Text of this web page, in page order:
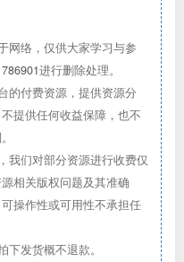
网络，仅供大家学习与参
进行删除处理。
的付费资源，提供资源分
提供任何收益保障，也不
我们对部分资源进行收费仅
相关版权问题及其准确
操作性或可用性不承担任
发货概不退款。